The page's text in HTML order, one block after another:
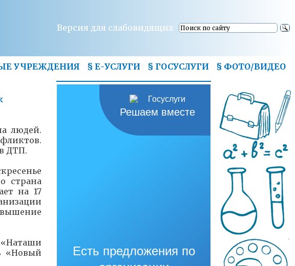
Версия для слабовидящих
УЧРЕЖДЕНИЯ § Е-УСЛУГИ § ГОСУСЛУГИ § ФОТО/ВИДЕО
людей.
ДТП.
страна
на 17
«Новый
Решаем вместе
Есть предложения по